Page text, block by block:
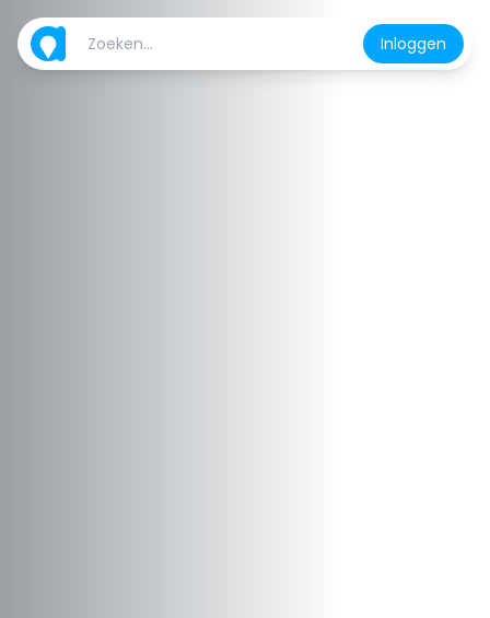
Inloggen